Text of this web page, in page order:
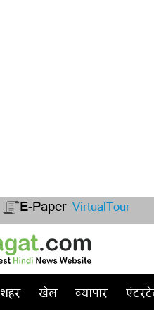
E-Paper VirtualTour
शहर खेल व्यापार